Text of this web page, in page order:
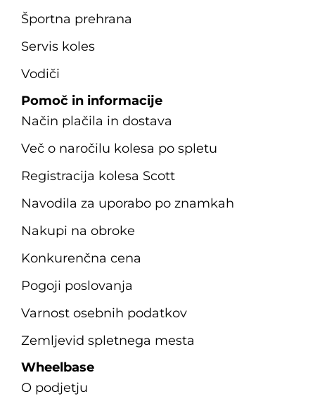
Športna prehrana
Servis koles
Vodiči
Pomoč in informacije
Način plačila in dostava
Več o naročilu kolesa po spletu
Registracija kolesa Scott
Navodila za uporabo po znamkah
Nakupi na obroke
Konkurenčna cena
Pogoji poslovanja
Varnost osebnih podatkov
Zemljevid spletnega mesta
Wheelbase
O podjetju